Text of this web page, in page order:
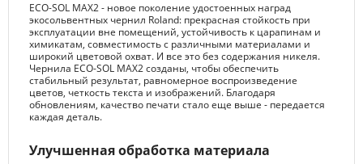
ECO-SOL MAX2 - новое поколение удостоенных наград
экосольвентных чернил Roland: прекрасная стойкость при
эксплуатации вне помещений, устойчивость к царапинам и
химикатам, совместимость с различными материалами и
широкий цветовой охват. И все это без содержания никеля.
Чернила ECO-SOL MAX2 созданы, чтобы обеспечить
стабильный результат, равномерное воспроизведение
цветов, четкость текста и изображений. Благодаря
обновлениям, качество печати стало еще выше - передается
каждая деталь.
Улучшенная обработка материала